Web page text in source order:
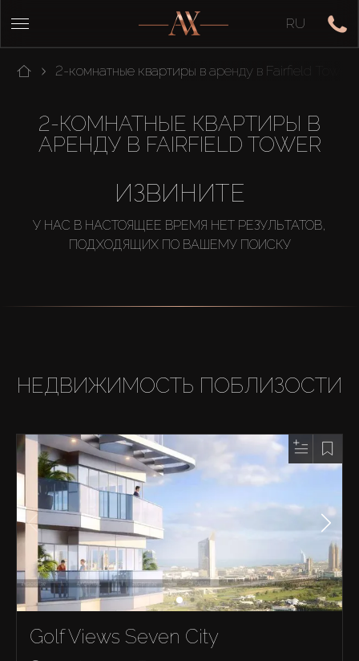
RU
2-комнатные квартиры в аренду в Fairfield Tower
2-КОМНАТНЫЕ КВАРТИРЫ В
АРЕНДУ В FAIRFIELD TOWER
ИЗВИНИТЕ
У НАС В НАСТОЯЩЕЕ ВРЕМЯ НЕТ РЕЗУЛЬТАТОВ,
ПОДХОДЯЩИХ ПО ВАШЕМУ ПОИСКУ
НЕДВИЖИМОСТЬ ПОБЛИЗОСТИ
Golf Views Seven City